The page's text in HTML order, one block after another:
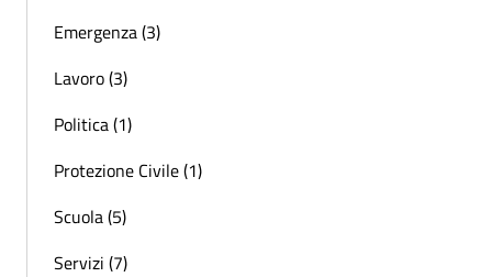
Emergenza (3)
Lavoro (3)
Politica (1)
Protezione Civile (1)
Scuola (5)
Servizi (7)